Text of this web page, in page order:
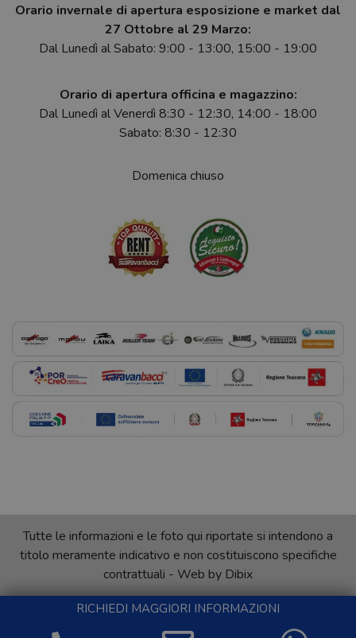
RICHIEDI MAGGIORI INFORMAZIONI
Orario invernale di apertura esposizione e market dal
27 Ottobre al 29 Marzo:
Dal Lunedì al Sabato: 9:00 - 13:00, 15:00 - 19:00
Orario di apertura officina e magazzino:
Dal Lunedì al Venerdì 8:30 - 12:30, 14:00 - 18:00
Sabato: 8:30 - 12:30
Domenica chiuso
Tutte le informazioni e le foto qui riportate si intendono a
titolo meramente indicativo e non costituiscono specifiche
contrattuali - Web by Dibix